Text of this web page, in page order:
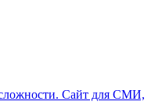
Сайт для СМИ,